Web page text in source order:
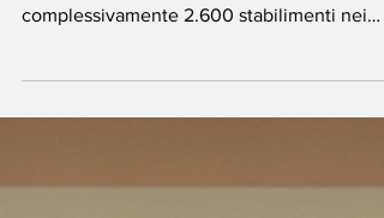
alimentare e
Assadakah Amman - Ad oggi, il rapporto ha